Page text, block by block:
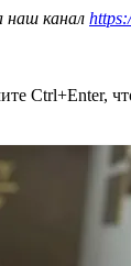
наш канал
Ctrl+Enter,